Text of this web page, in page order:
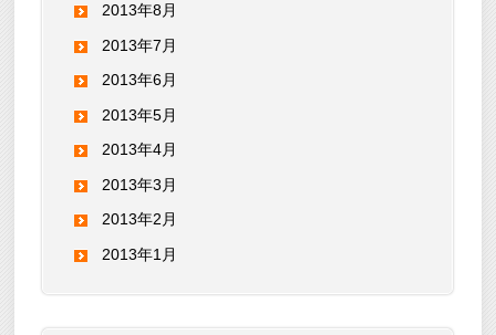
2013年8月
2013年7月
2013年6月
2013年5月
2013年4月
2013年3月
2013年2月
2013年1月